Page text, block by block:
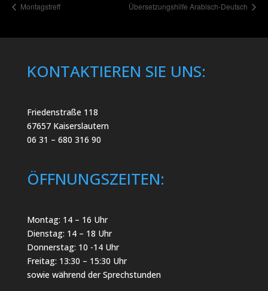
Montagstreff Übersetzungshilfe Arabisch-Deutsch
KONTAKTIEREN SIE UNS:
Friedenstraße 118
67657 Kaiserslautern
06 31 – 680 316 90
ÖFFNUNGSZEITEN:
Montag: 14 – 16 Uhr
Dienstag: 14 – 18 Uhr
Donnerstag: 10 -14 Uhr
Freitag: 13:30 – 15:30 Uhr
sowie während der Sprechstunden